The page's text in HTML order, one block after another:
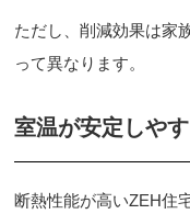
ただし、削減効果は家
って異なります。
室温が安定しや
断熱性能が高いZEH住